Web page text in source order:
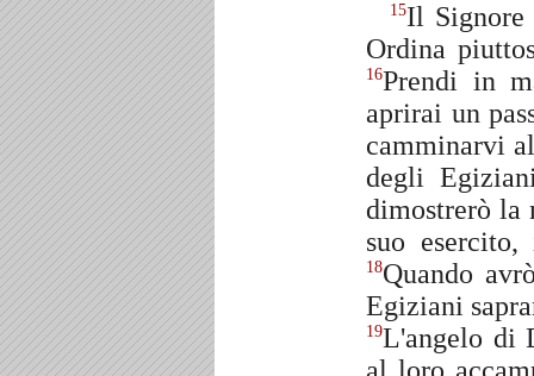
15Il Signore
Ordina
16Prendi in
aprirai un
camminarvi
degli
dimostrerò la
suo
18Quando
Egiziani
19L'angelo di